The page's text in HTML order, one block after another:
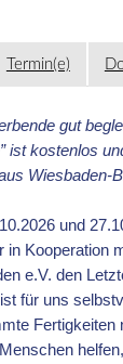
Termin(e)
gut
ist kostenlos
Wiesbaden-
und
in Kooperation
e.V. den
für uns
Fertigkeiten